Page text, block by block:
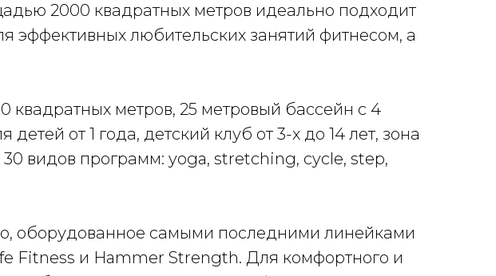
2000 квадратных метров идеально подходит
эффективных любительских занятий фитнесом, а
метров, 25 метровый бассейн с 4
от 1 года, детский клуб от 3-х до 14 лет, зона
видов программ: yoga, stretching, cycle, step,
оборудованное самыми последними линейками
Fitness и Hammer Strength. Для комфортного и